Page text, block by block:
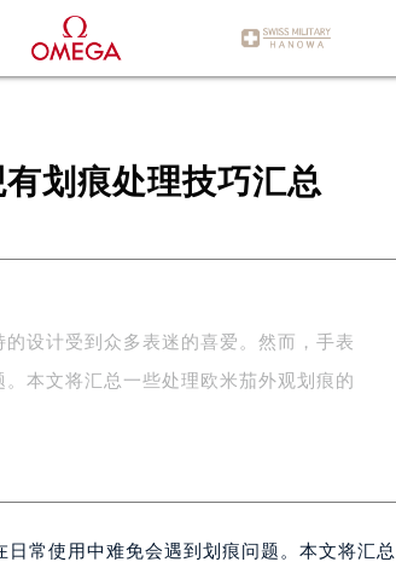
划痕处理技巧汇总
设计受到众多表迷的喜爱。然而，手表
本文将汇总一些处理欧米茄外观划痕的
常使用中难免会遇到划痕问题。本文将汇总